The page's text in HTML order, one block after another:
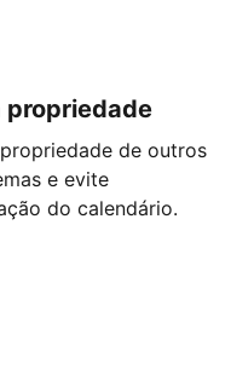
propriedade
de outros
e evite
do calendário.